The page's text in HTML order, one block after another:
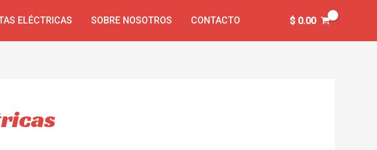
ELÉCTRICAS SOBRE NOSOTROS CONTACTO $0.00